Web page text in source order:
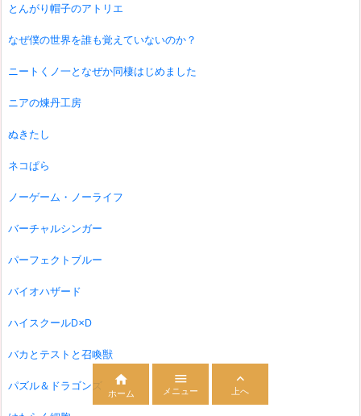
とんがり帽子のアトリエ
なぜ僕の世界を誰も覚えていないのか？
ニートくノ一となぜか同棲はじめました
ニアの煉丹工房
ぬきたし
ネコぱら
ノーゲーム・ノーライフ
バーチャルシンガー
パーフェクトブルー
バイオハザード
ハイスクールD×D
バカとテストと召喚獣
パズル＆ドラゴンズ 
ホーム

メニュー

上へ